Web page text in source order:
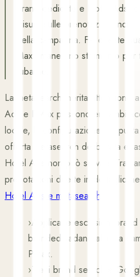
brand dedicate e Hotel Ads,
misura sulle prenotazioni
della campagna. Fai queste
Max rimane uno strumento
rubarne.
La metasearch merita
Ads e PMax possono entrambi
locale, la configurazione più pulita
offerta metasearch deliberata e
Hotel Ads non può servire.
prenotazioni dirette in dettaglio
Hotel Ads e metasearch
›Applica le esclusioni
branded vadano alla tua
PMax.
›Tieni brand search e